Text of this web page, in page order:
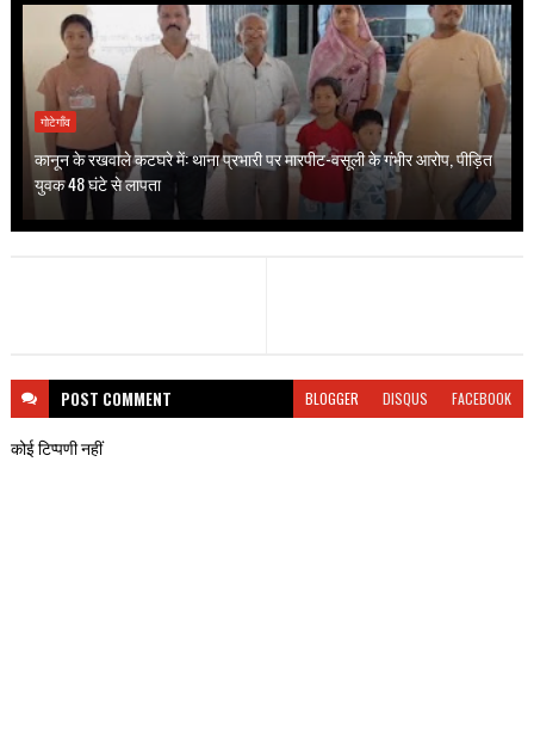
गोटेगाँव
कानून के रखवाले कटघरे में: थाना प्रभारी पर मारपीट-वसूली के गंभीर आरोप, पीड़ित
युवक 48 घंटे से लापता
POST COMMENT BLOGGER DISQUS FACEBOOK
कोई टिप्पणी नहीं